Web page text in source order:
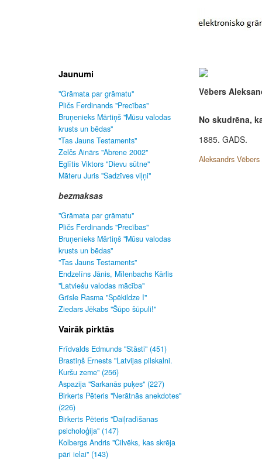
Jaunumi
"Grāmata par grāmatu"
Pličs Ferdinands "Precības"
Bruņenieks Mārtiņš "Mūsu valodas
krusts un bēdas"
"Tas Jauns Testaments"
Zelčs Ainārs "Abrene 2002"
Eglītis Viktors "Dievu sūtne"
Māteru Juris "Sadzīves viļņi"
bezmaksas
"Grāmata par grāmatu"
Pličs Ferdinands "Precības"
Bruņenieks Mārtiņš "Mūsu valodas
krusts un bēdas"
"Tas Jauns Testaments"
Endzelīns Jānis, Mīlenbachs Kārlis
"Latviešu valodas mācība"
Grīsle Rasma "Spēkildze I"
Ziedars Jēkabs "Šūpo šūpuli!"
Vairāk pirktās
Frīdvalds Edmunds "Stāsti" (451)
Brastiņš Ernests "Latvijas pilskalni.
Kuršu zeme" (256)
Aspazija "Sarkanās puķes" (227)
Birkerts Pēteris "Nerātnās anekdotes"
(226)
Birkerts Pēteris "Daiļradīšanas
psicholoģija" (147)
Kolbergs Andris "Cilvēks, kas skrēja
pāri ielai" (143)
Vēbers
No skudrēna,
1885. GADS.
Aleksandrs